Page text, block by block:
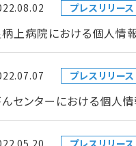
プレスリリース
上病院における個人情
プレスリリース
センターにおける個人
プレスリリース